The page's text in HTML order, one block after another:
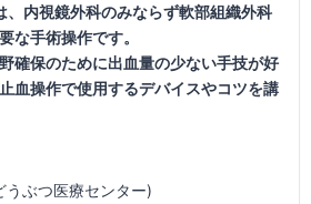
、内視鏡外科のみならず軟部組織外科
な手術操作です。
確保のために出血量の少ない手技が好
血操作で使用するデバイスやコツを講
うぶつ医療センター)